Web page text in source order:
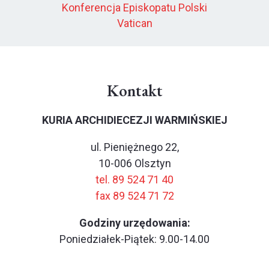
Konferencja Episkopatu Polski
Vatican
Kontakt
KURIA ARCHIDIECEZJI WARMIŃSKIEJ
ul. Pieniężnego 22,
10-006 Olsztyn
tel. 89 524 71 40
fax 89 524 71 72
Godziny urzędowania:
Poniedziałek-Piątek: 9.00-14.00